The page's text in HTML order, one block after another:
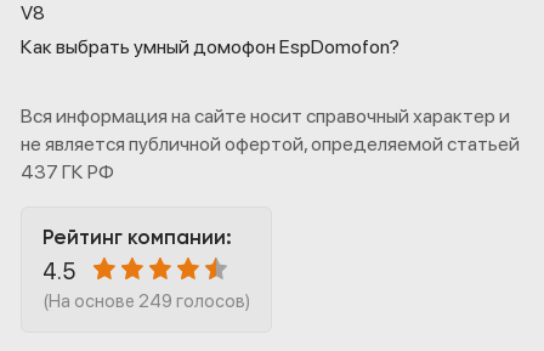
V8
Как выбрать умный домофон EspDomofon?
Вся информация на сайте носит справочный характер и
не является публичной офертой, определяемой статьей
437 ГК РФ
Рейтинг компании:
4.5
(На основе 249 голосов)